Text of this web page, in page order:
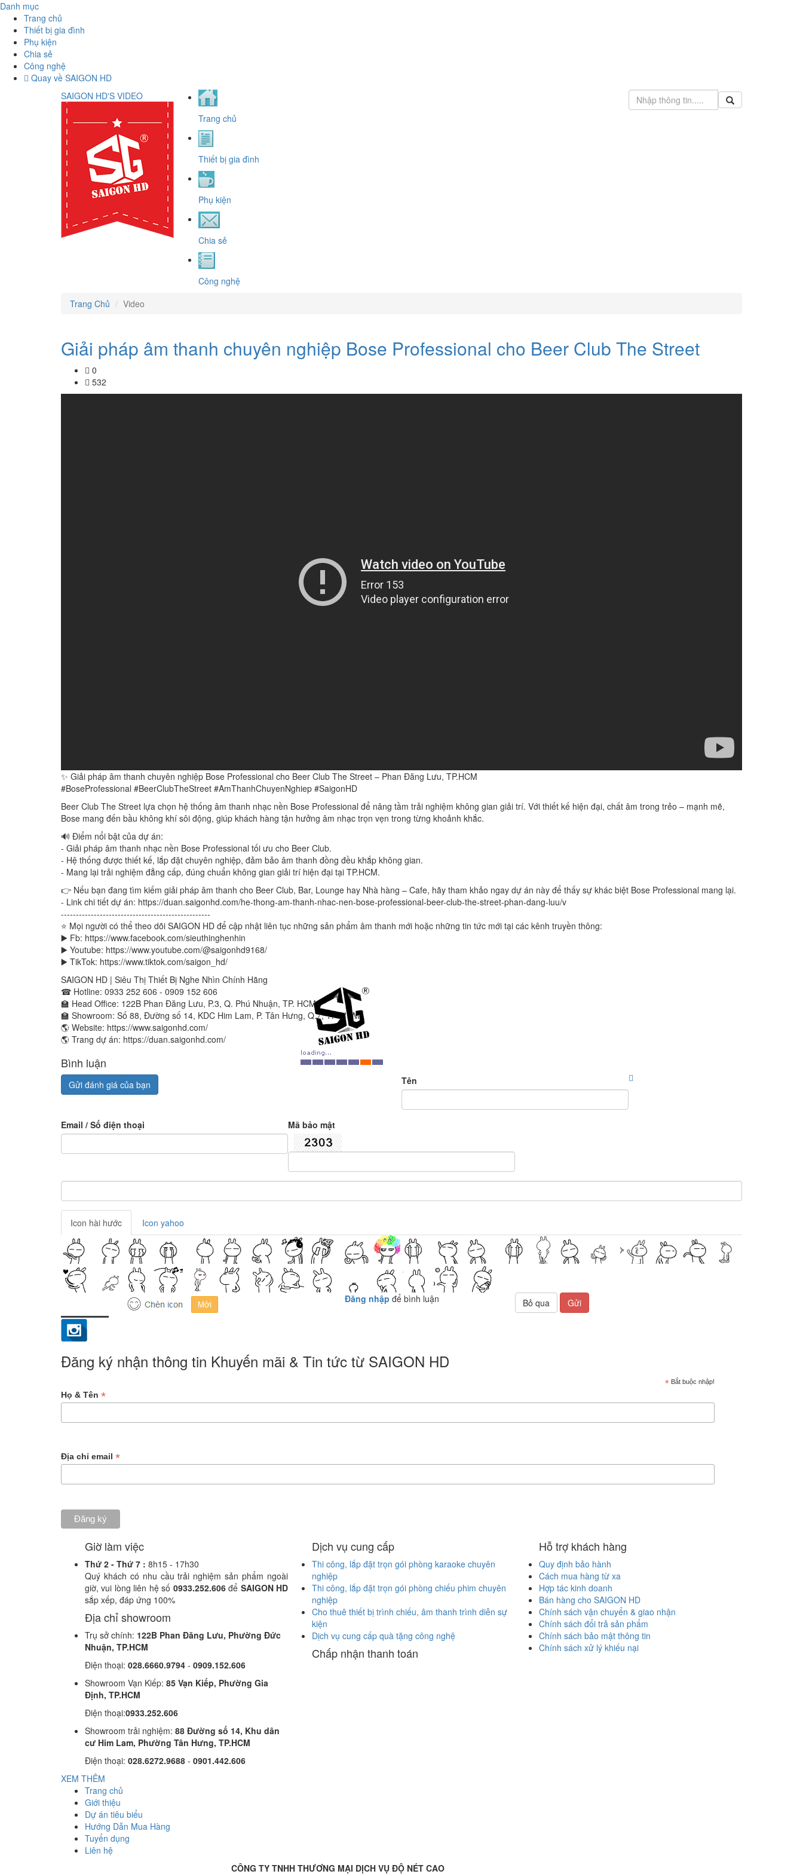
Danh mục
Trang chủ
Thiết bị gia đình
Phụ kiện
Chia sẻ
Công nghệ
Quay về SAIGON HD
SAIGON HD'S VIDEO
Trang chủ
Thiết bị gia đình
Phụ kiện
Chia sẻ
Công nghệ
Trang Chủ
Video
Giải pháp âm thanh chuyên nghiệp Bose Professional cho Beer Club The Street
0
532
✨ Giải pháp âm thanh chuyên nghiệp Bose Professional cho Beer Club The Street – Phan Đăng Lưu, TP.HCM
#BoseProfessional #BeerClubTheStreet #AmThanhChuyenNghiep #SaigonHD
Beer Club The Street lựa chọn hệ thống âm thanh nhạc nền Bose Professional để nâng tầm trải nghiệm không gian giải trí. Với thiết kế hiện đại, chất âm trong trẻo – mạnh mẽ,
Bose mang đến bầu không khí sôi động, giúp khách hàng tận hưởng âm nhạc trọn vẹn trong từng khoảnh khắc.
🔊 Điểm nổi bật của dự án:
- Giải pháp âm thanh nhạc nền Bose Professional tối ưu cho Beer Club.
- Hệ thống được thiết kế, lắp đặt chuyên nghiệp, đảm bảo âm thanh đồng đều khắp không gian.
- Mang lại trải nghiệm đẳng cấp, đúng chuẩn không gian giải trí hiện đại tại TP.HCM.
👉 Nếu bạn đang tìm kiếm giải pháp âm thanh cho Beer Club, Bar, Lounge hay Nhà hàng – Cafe, hãy tham khảo ngay dự án này để thấy sự khác biệt Bose Professional mang lại.
- Link chi tiết dự án: https://duan.saigonhd.com/he-thong-am-thanh-nhac-nen-bose-professional-beer-club-the-street-phan-dang-luu/v
--------------------------------------------------
⭐ Mọi người có thể theo dõi SAIGON HD để cập nhật liên tục những sản phẩm âm thanh mới hoặc những tin tức mới tại các kênh truyền thông:
▶️ Fb: https://www.facebook.com/sieuthinghenhin
▶️ Youtube: https://www.youtube.com/@saigonhd9168/
▶️ TikTok: https://www.tiktok.com/saigon_hd/
SAIGON HD | Siêu Thị Thiết Bị Nghe Nhìn Chính Hãng
☎ Hotline: 0933 252 606 - 0909 152 606
🏫 Head Office: 122B Phan Đăng Lưu, P.3, Q. Phú Nhuận, TP. HCM
🏫 Showroom: Số 88, Đường số 14, KDC Him Lam, P. Tân Hưng, Q.7, TP. HCM
🌎 Website: https://www.saigonhd.com/
🌎 Trang dự án: https://duan.saigonhd.com/
Bình luận
Gửi đánh giá của bạn Tên
Email / Số điện thoại Mã bảo mật
Icon hài hước Icon yahoo
Đăng nhập để bình luận Bỏ qua Gửi
Đăng ký nhận thông tin Khuyến mãi & Tin tức từ SAIGON HD
* Bắt buộc nhập!
Họ & Tên *
Địa chỉ email *
Giờ làm việc
Thứ 2 - Thứ 7 : 8h15 - 17h30
Quý khách có nhu cầu trải nghiệm sản phẩm ngoài
giờ, vui lòng liên hệ số 0933.252.606để SAIGON HD
sắp xếp, đáp ứng 100%
Địa chỉ showroom
Trụ sở chính: 122B Phan Đăng Lưu, Phường Đức
Nhuận, TP.HCM
Điện thoại: 028.6660.9794 - 0909.152.606
Showroom Vạn Kiếp: 85 Vạn Kiếp, Phường Gia
Định, TP.HCM
Điện thoại:0933.252.606
Showroom trải nghiệm: 88 Đường số 14, Khu dân
cư Him Lam, Phường Tân Hưng, TP.HCM
Điện thoại: 028.6272.9688 - 0901.442.606
XEM THÊM
Dịch vụ cung cấp
Thi công, lắp đặt trọn gói phòng karaoke chuyên
nghiệp
Thi công, lắp đặt trọn gói phòng chiếu phim chuyên
nghiệp
Cho thuê thiết bị trình chiếu, âm thanh trình diễn sự
kiện
Dịch vụ cung cấp quà tặng công nghệ
Chấp nhận thanh toán
Hỗ trợ khách hàng
Quy định bảo hành
Cách mua hàng từ xa
Hợp tác kinh doanh
Bán hàng cho SAIGON HD
Chính sách vận chuyển & giao nhận
Chính sách đổi trả sản phẩm
Chính sách bảo mật thông tin
Chính sách xử lý khiếu nại
Trang chủ
Giới thiệu
Dự án tiêu biểu
Hướng Dẫn Mua Hàng
Tuyển dụng
Liên hệ
CÔNG TY TNHH THƯƠNG MẠI DỊCH VỤ ĐỘ NÉT CAO